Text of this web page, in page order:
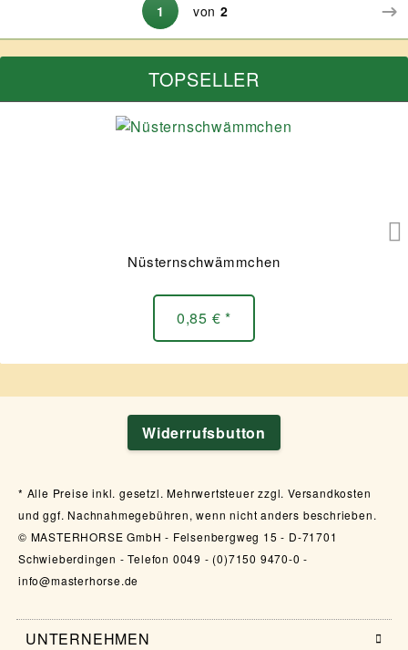
1 von2
TOPSELLER
Nüsternschwämmchen
0,85 € *
Widerrufsbutton
Alle Preise inkl. gesetzl. Mehrwertsteuer zzgl. Versandkosten
und ggf. Nachnahmegebühren, wenn nicht anders beschrieben.
© MASTERHORSE GmbH - Felsenbergweg 15 - D-71701
Schwieberdingen - Telefon 0049 - (0)7150 9470-0 -
info@masterhorse.de
UNTERNEHMEN